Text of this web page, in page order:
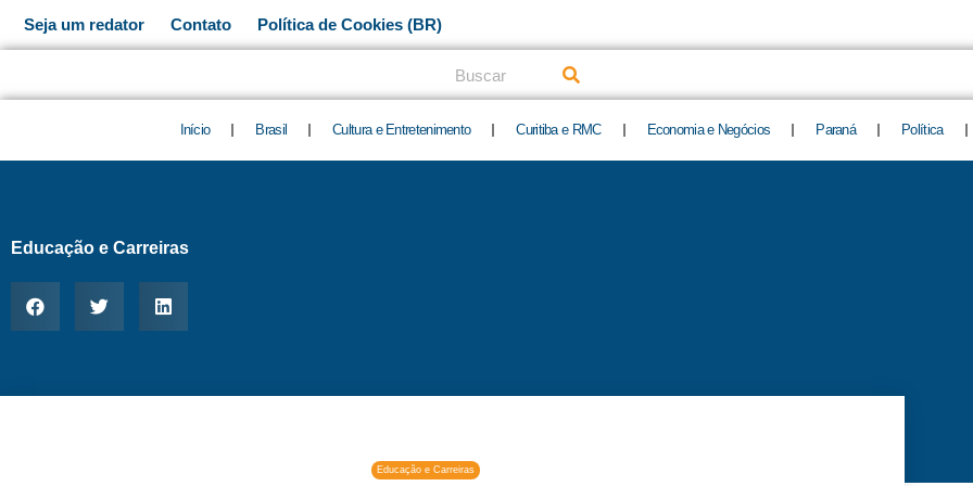
para
conteúdo
Seja um redator Contato Política de Cookies (BR)
Pesquisar
Início Brasil Cultura e Entretenimento Curitiba e RMC Economia e Negócios Paraná Política
Educação e Carreiras
Educação e Carreiras